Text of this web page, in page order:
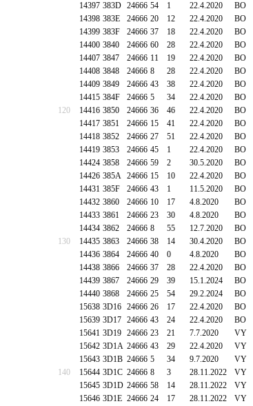
14397 383D 24666 54 1 22.4.2020 BO
14398 383E 24666 20 12 22.4.2020 BO
14399 383F 24666 37 18 22.4.2020 BO
14400 3840 24666 60 28 22.4.2020 BO
14407 3847 24666 11 19 22.4.2020 BO
14408 3848 24666 8 28 22.4.2020 BO
14409 3849 24666 43 38 22.4.2020 BO
14415 384F 24666 5 34 22.4.2020 BO
120
14416 3850 24666 36 46 22.4.2020 BO
14417 3851 24666 15 41 22.4.2020 BO
14418 3852 24666 27 51 22.4.2020 BO
14419 3853 24666 45 1 22.4.2020 BO
14424 3858 24666 59 2 30.5.2020 BO
14426 385A 24666 15 10 22.4.2020 BO
14431 385F 24666 43 1 11.5.2020 BO
14432 3860 24666 10 17 4.8.2020 BO
14433 3861 24666 23 30 4.8.2020 BO
14434 3862 24666 8 55 12.7.2020 BO
130
14435 3863 24666 38 14 30.4.2020 BO
14436 3864 24666 40 0 4.8.2020 BO
14438 3866 24666 37 28 22.4.2020 BO
14439 3867 24666 29 39 15.1.2024 BO
14440 3868 24666 25 54 29.2.2024 BO
15638 3D16 24666 26 17 22.4.2020 BO
15639 3D17 24666 43 24 22.4.2020 BO
15641 3D19 24666 23 21 7.7.2020 VY
15642 3D1A 24666 43 29 22.4.2020 VY
15643 3D1B 24666 5 34 9.7.2020 VY
140
15644 3D1C 24666 8 3 28.11.2022 VY
15645 3D1D 24666 58 14 28.11.2022 VY
15646 3D1E 24666 24 17 28.11.2022 VY